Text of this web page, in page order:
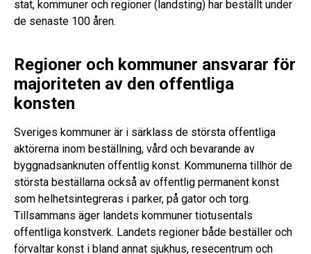
stat, kommuner och regioner (landsting) har beställt under
de senaste 100 åren.
Regioner och kommuner ansvarar för
majoriteten av den offentliga
konsten
Sveriges kommuner är i särklass de största offentliga
aktörerna inom beställning, vård och bevarande av
byggnadsanknuten offentlig konst. Kommunerna tillhör de
största beställarna också av offentlig permanent konst
som helhetsintegreras i parker, på gator och torg.
Tillsammans äger landets kommuner tiotusentals
offentliga konstverk. Landets regioner både beställer och
förvaltar konst i bland annat sjukhus, resecentrum och